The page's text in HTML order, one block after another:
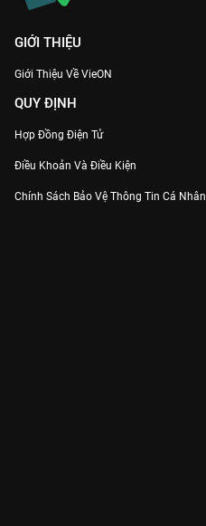
GIỚI THIỆU
Giới Thiệu Về VieON
QUY ĐỊNH
Hợp Đồng Điện Tử
Điều Khoản Và Điều Kiện
Chính Sách Bảo Vệ Thông Tin Cá Nhân